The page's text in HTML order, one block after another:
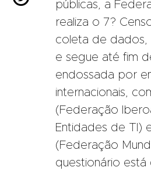
públicas, a
realiza o 7?
coleta de dados,
e segue até fim
endossada por
internacionais,
(Federação
Entidades de TI)
(Federação
questionário está